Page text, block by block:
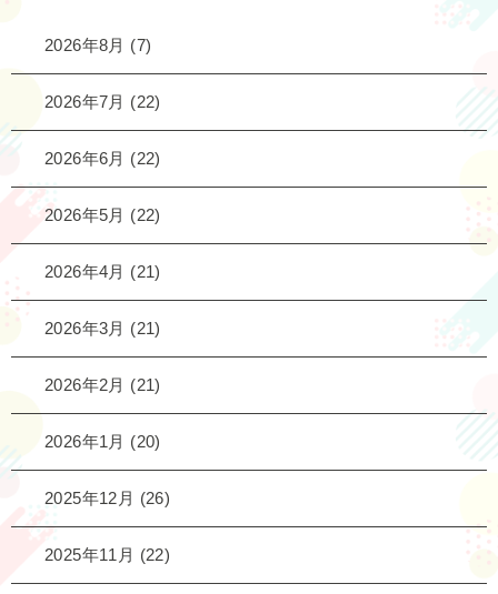
2026年8月 (7)
2026年7月 (22)
2026年6月 (22)
2026年5月 (22)
2026年4月 (21)
2026年3月 (21)
2026年2月 (21)
2026年1月 (20)
2025年12月 (26)
2025年11月 (22)